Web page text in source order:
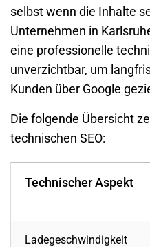
selbst wenn die Inhalte
Unternehmen in
eine professionelle
unverzichtbar, um
Kunden über Google
Die folgende Übersicht
technischen SEO:
Technischer Aspekt
Ladegeschwindigkeit